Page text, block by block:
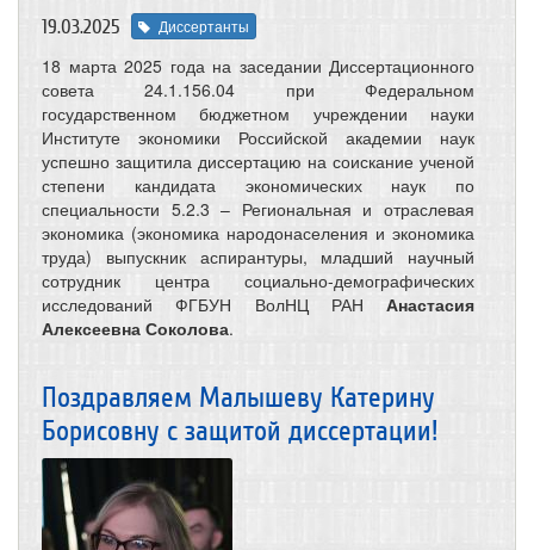
19.03.2025 Диссертанты
18 марта 2025 года на заседании Диссертационного
совета 24.1.156.04 при Федеральном
государственном бюджетном учреждении науки
Институте экономики Российской академии наук
успешно защитила диссертацию на соискание ученой
степени кандидата экономических наук по
специальности 5.2.3 – Региональная и отраслевая
экономика (экономика народонаселения и экономика
труда) выпускник аспирантуры, младший научный
сотрудник центра социально-демографических
исследований ФГБУН ВолНЦ РАН Анастасия
Алексеевна Соколова.
Поздравляем Малышеву Катерину
Борисовну с защитой диссертации!